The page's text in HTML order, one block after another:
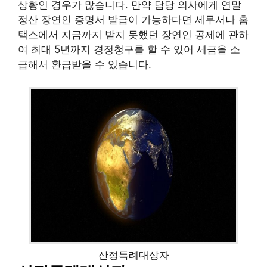
상황인 경우가 많습니다. 만약 담당 의사에게 연말
정산 장연인 증명서 발급이 가능하다면 세무서나 홈
택스에서 지금까지 받지 못했던 장연인 공제에 관하
여 최대 5년까지 경정청구를 할 수 있어 세금을 소
급해서 환급받을 수 있습니다.
산정특례대상자